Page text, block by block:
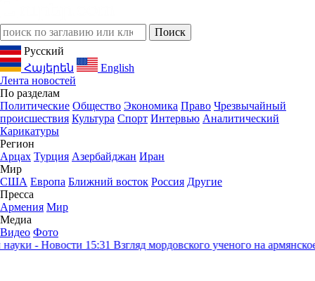
Русский
Հայերեն
English
Лента новостей
По разделам
Политические Общество Экономика Право Чрезвычайный
происшествия Культура Спорт Интервью Аналитический
Карикатуры
Регион
Арцах Турция Азербайджан Иран
Мир
США Европа Ближний восток Россия Другие
Пресса
Армения Мир
Медиа
Видео Фото
- Новости15:31Взгляд мордовского ученого на армянское